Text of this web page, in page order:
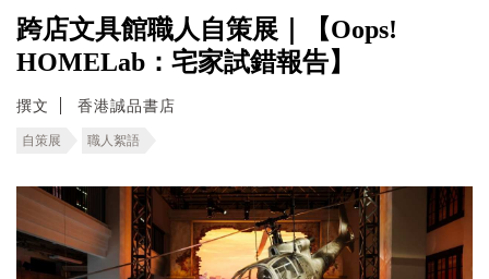
跨店文具館職人自策展｜【Oops!
HOMELab：宅家試錯報告】
撰文 香港誠品書店
自策展 職人絮語